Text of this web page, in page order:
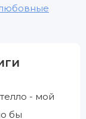
- мой
бы